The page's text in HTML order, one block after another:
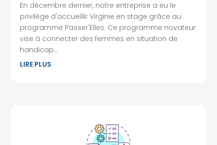
En décembre dernier, notre entreprise a eu le
privilège d'accueillir Virginie en stage grâce au
programme Passer'Elles. Ce programme novateur
vise à connecter des femmes en situation de
handicap...
LIRE PLUS